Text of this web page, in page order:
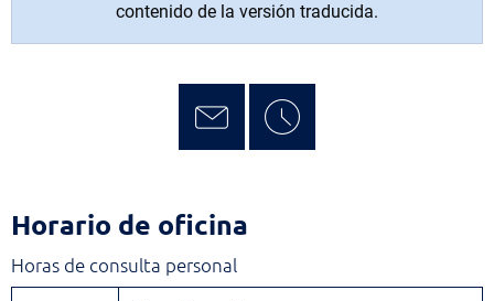
contenido de la versión traducida.
Horario
de
Horario de oficina
Horas de consulta personal